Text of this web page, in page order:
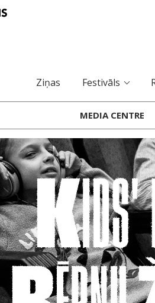
Ziņas Festivāls
MEDIA CENTRE